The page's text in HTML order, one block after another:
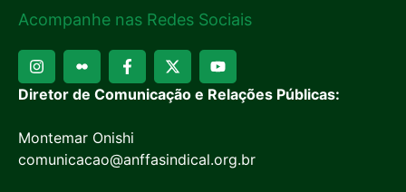
Acompanhe nas Redes Sociais
Diretor de Comunicação e Relações Públicas:
Montemar Onishi
comunicacao@anffasindical.org.br